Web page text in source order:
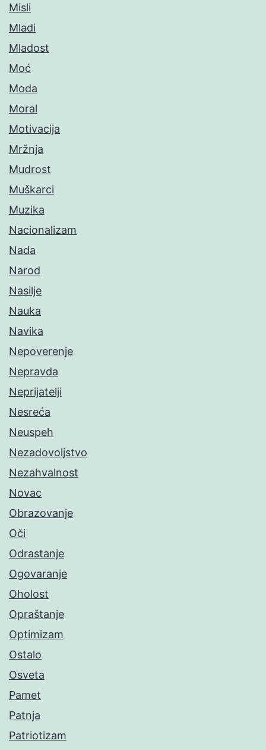
Misli
Mladi
Mladost
Moć
Moda
Moral
Motivacija
Mržnja
Mudrost
Muškarci
Muzika
Nacionalizam
Nada
Narod
Nasilje
Nauka
Navika
Nepoverenje
Nepravda
Neprijatelji
Nesreća
Neuspeh
Nezadovoljstvo
Nezahvalnost
Novac
Obrazovanje
Oči
Odrastanje
Ogovaranje
Oholost
Opraštanje
Optimizam
Ostalo
Osveta
Pamet
Patnja
Patriotizam